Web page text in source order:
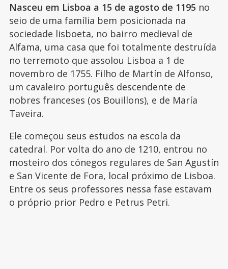
Nasceu em Lisboa a 15 de agosto de 1195 no
seio de uma família bem posicionada na
sociedade lisboeta, no bairro medieval de
Alfama, uma casa que foi totalmente destruída
no terremoto que assolou Lisboa a 1 de
novembro de 1755. Filho de Martín de Alfonso,
um cavaleiro português descendente de
nobres franceses (os Bouillons), e de María
Taveira.
Ele começou seus estudos na escola da
catedral. Por volta do ano de 1210, entrou no
mosteiro dos cónegos regulares de San Agustín
e San Vicente de Fora, local próximo de Lisboa.
Entre os seus professores nessa fase estavam
o próprio prior Pedro e Petrus Petri.